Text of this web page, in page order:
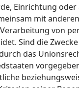
Einrichtung oder
mit
von
Sind die
das